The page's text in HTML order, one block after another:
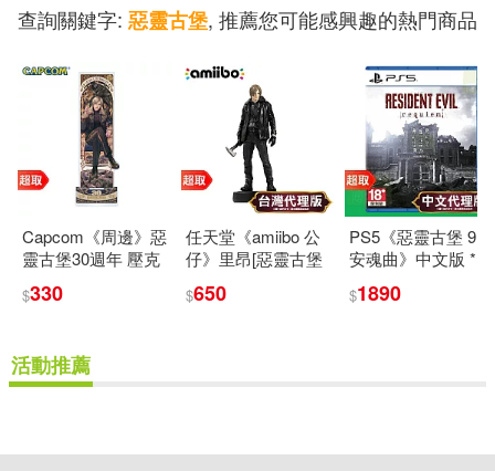
查詢關鍵字: 惡靈古堡, 推薦您可能感興趣的熱門商品
Capcom《周邊》惡
靈古堡30週年 壓克
CAPCOM 卡普空 *
$330
任天堂《amiibo 公
仔》里昂[惡靈古堡
Switch * 台灣代理
$650
PS5《惡靈古堡 9：
安魂曲》中文版 *
台灣代理版
$1890
活動推薦